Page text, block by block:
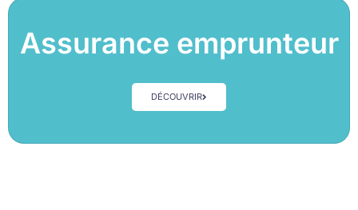
Assurance emprunteur
DÉCOUVRIR